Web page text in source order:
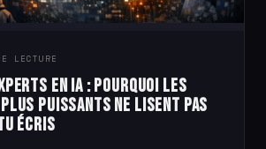
LECTURE
en IA : pourquoi les
puissants ne lisent pas
écris